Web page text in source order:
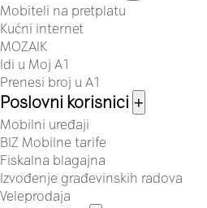
Mobiteli na pretplatu
Kućni internet
MOZAIK
Idi u Moj A1
Prenesi broj u A1
Poslovni korisnici +
Mobilni uređaji
BIZ Mobilne tarife
Fiskalna blagajna
Izvođenje građevinskih radova
Veleprodaja